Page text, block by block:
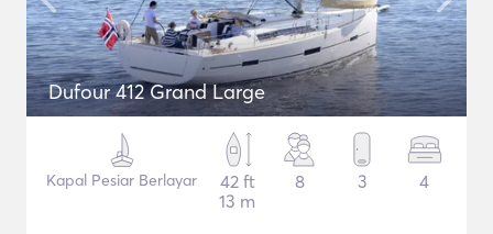
Dufour 412 Grand Large
Kapal Pesiar Berlayar
42 ft
13 m
8 3 4